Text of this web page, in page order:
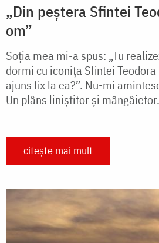
„Din peștera Sfintei
om”
Soția mea mi-a spus: „Tu
dormi cu iconița Sfintei
ajuns fix la ea?”. Nu-mi
Un plâns liniștitor și mângâietor.
citește mai mult